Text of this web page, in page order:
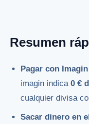
Resumen
Pagar con
imagin indica0 €
cualquier divisa
Sacar dinero en